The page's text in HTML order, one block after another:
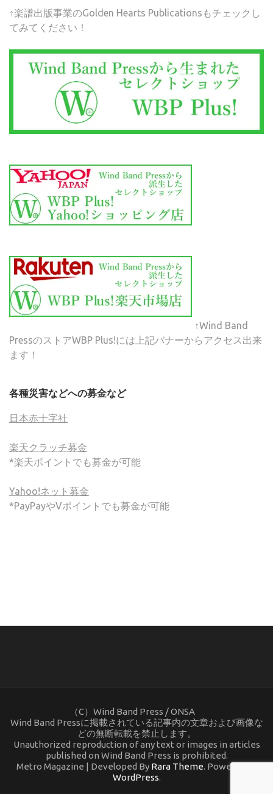
↑楽譜出版事業のGolden Hearts Publicationsもチェックし
てみてください！
↑Wind Band
PressのストアWBP Plus!には上記バナーからアクセス出来
ます！
各種災害などへの募金など
日本赤十字社
楽天クラッチ募金
*楽天ポイントでも募金が可能
Yahoo!ネット募金
*PayPayやVポイントでも募金が可能
（C）Wind Band Press / ONSA
Wind Band Pressに掲載されている記事内の文章および画像な
どの無断転載を禁止します。
Unauthorized reproduction of any text or images in articles
published on Wind Band Press is prohibited.
Metro Magazine | Developed By Rara Theme. Powered by
WordPress.